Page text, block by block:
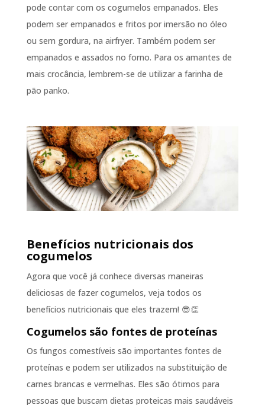
pode contar com os cogumelos empanados. Eles
podem ser empanados e fritos por imersão no óleo
ou sem gordura, na airfryer. Também podem ser
empanados e assados no forno. Para os amantes de
mais crocância, lembrem-se de utilizar a farinha de
pão panko.
Benefícios nutricionais dos
cogumelos
Agora que você já conhece diversas maneiras
deliciosas de fazer cogumelos, veja todos os
benefícios nutricionais que eles trazem! 😎👏
Cogumelos são fontes de proteínas
Os fungos comestíveis são importantes fontes de
proteínas e podem ser utilizados na substituição de
carnes brancas e vermelhas. Eles são ótimos para
pessoas que buscam dietas proteicas mais saudáveis